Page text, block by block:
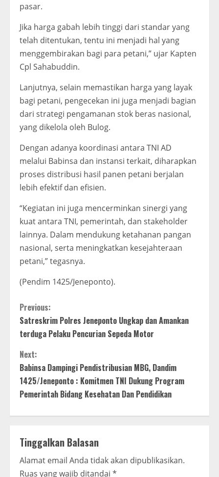
pasar.
Jika harga gabah lebih tinggi dari standar yang
telah ditentukan, tentu ini menjadi hal yang
menggembirakan bagi para petani,” ujar Kapten
Cpl Sahabuddin.
Lanjutnya, selain memastikan harga yang layak
bagi petani, pengecekan ini juga menjadi bagian
dari strategi pengamanan stok beras nasional,
yang dikelola oleh Bulog.
Dengan adanya koordinasi antara TNI AD
melalui Babinsa dan instansi terkait, diharapkan
proses distribusi hasil panen petani berjalan
lebih efektif dan efisien.
“Kegiatan ini juga mencerminkan sinergi yang
kuat antara TNI, pemerintah, dan stakeholder
lainnya. Dalam mendukung ketahanan pangan
nasional, serta meningkatkan kesejahteraan
petani,” tegasnya.
(Pendim 1425/Jeneponto).
C
o
n
t
i
n
u
e
Previous:
Satreskrim Polres Jeneponto Ungkap dan Amankan
terduga Pelaku Pencurian Sepeda Motor
Next:
Babinsa Dampingi Pendistribusian MBG, Dandim
1425/Jeneponto : Komitmen TNI Dukung Program
Pemerintah Bidang Kesehatan Dan Pendidikan
Tinggalkan Balasan
Alamat email Anda tidak akan dipublikasikan.
Ruas yang wajib ditandai *